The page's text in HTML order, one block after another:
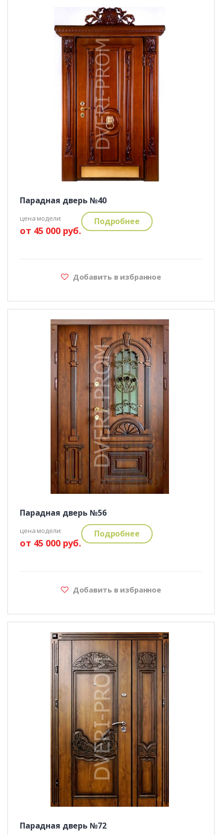
Парадная дверь №40
цена модели:
от 45 000 руб.
Подробнее
Добавить в избранное
Парадная дверь №56
цена модели:
от 45 000 руб.
Подробнее
Добавить в избранное
Парадная дверь №72